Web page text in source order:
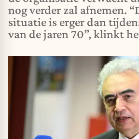
nog verder zal afnemen.
situatie is erger dan
van de jaren 70”, klinkt